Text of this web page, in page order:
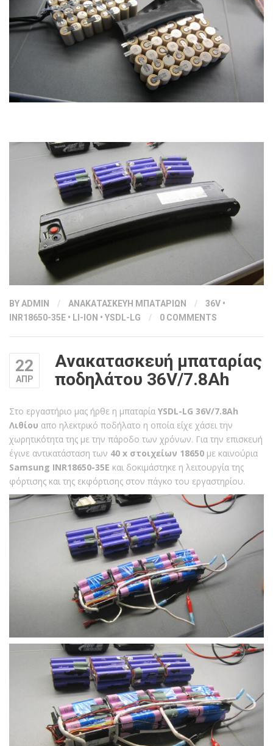
BYADMIN / ΑΝΑΚΑΤΑΣΚΕΥΗ ΜΠΑΤΑΡΙΩΝ / 36V •
INR18650-35E • LI-ION • YSDL-LG / 0 COMMENTS
22
ΑΠΡ
Ανακατασκευή μπαταρίας
ποδηλάτου 36V/7.8Ah
Στο εργαστήριο μας ήρθε η μπαταρία YSDL-LG 36V/7.8Ah
Λιθίου απο ηλεκτρικό ποδήλατο η οποία είχε χάσει την
χωρητικότητα της με την πάροδο των χρόνων. Για την επισκευή
έγινε αντικατάσταση των 40 x στοιχείων 18650 με καινούρια
Samsung INR18650-35E και δοκιμάστηκε η λειτουργία της
φόρτισης και της εκφόρτισης στον πάγκο του εργαστηρίου.